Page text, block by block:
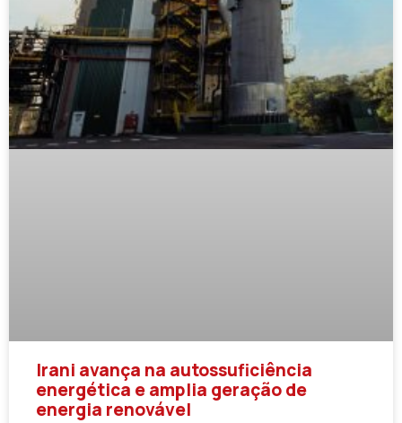
Irani avança na autossuficiência
energética e amplia geração de
energia renovável